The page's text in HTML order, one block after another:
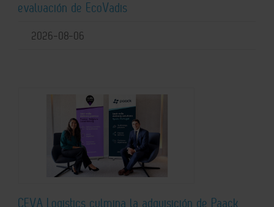
evaluación de EcoVadis
2026-08-06
CEVA Logistics culmina la adquisición de Paack